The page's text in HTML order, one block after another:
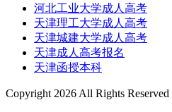
河北工业大学成人高考
天津理工大学成人高考
天津城建大学成人高考
天津成人高考报名
天津函授本科
Copyright 2026 All Rights Reserved